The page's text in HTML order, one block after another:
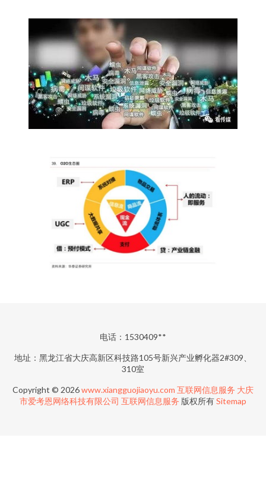
电话：1530409**
地址：黑龙江省大庆高新区科技路105号新兴产业孵化器2#309、
310室
Copyright © 2026www.xiangguojiaoyu.com 互联网信息服务 大庆
市爱考恩网络科技有限公司 互联网信息服务 版权所有Sitemap